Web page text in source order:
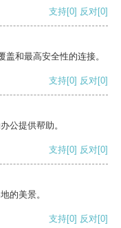
支持[0] 反对[0]
和最高安全性的连接。
支持[0] 反对[0]
公提供帮助。
支持[0] 反对[0]
的美景。
支持[0] 反对[0]